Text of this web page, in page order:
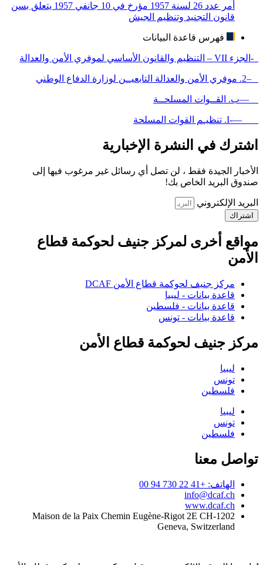
أمر عدد 26 لسنة 1957 مؤرخ في 10 جانفي 1957 يتعلق بسن
قانون التجنيد وتنظيم الجيش
فهرس قاعدة البيانات
-الجزء VII – التنظيم والقانون الأساسي لموفري الأمن والعدالة
–2. موفري الأمن والعدالة التابعيــن لوزارة الدفاع الوطني
—ب. القــوات المسلحــة
—-I. تنظيـم القوات المسلحة
اشترك في النشرة الإخبارية
الأخبار الجيدة فقط ، لن تصل أي رسائل غير مرغوب فيها إلى
صندوق البريد الخاص بك!
البريد الإلكتروني
اشتراك
مواقع أخرى لمركز جنيف لحوكمة قطاع
الأمن
مركز جنيف لحوكمة قطاع الأمن DCAF
قاعدة بيانات - ليبيا
قاعدة بيانات - فلسطين
قاعدة بيانات - تونس
مركز جنيف لحوكمة قطاع الأمن
ليبيا
تونس
فلسطين
ليبيا
تونس
فلسطين
تواصل معنا
الهاتف: +41 22 730 94 00
info@dcaf.ch
www.dcaf.ch
Maison de la Paix Chemin Eugène-Rigot 2E CH-1202
Geneva, Switzerland